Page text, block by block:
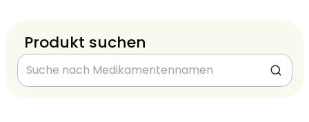
Produkt suchen